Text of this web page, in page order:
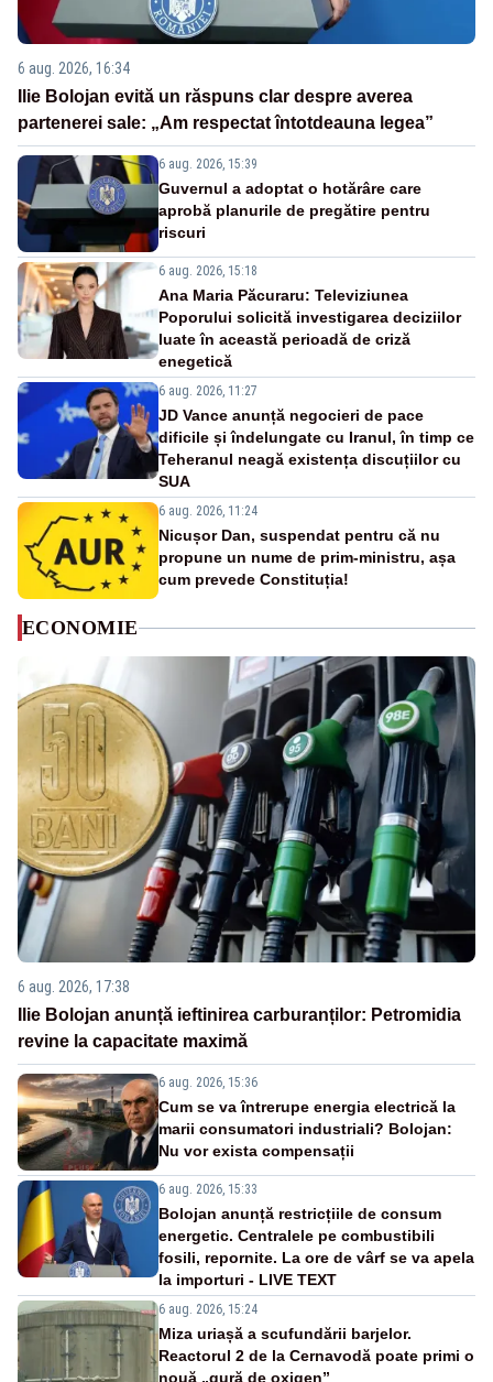
6 aug. 2026, 16:34
Ilie Bolojan evită un răspuns clar despre averea
partenerei sale: „Am respectat întotdeauna legea”
6 aug. 2026, 15:39
Guvernul a adoptat o hotărâre care
aprobă planurile de pregătire pentru
riscuri
6 aug. 2026, 15:18
Ana Maria Păcuraru: Televiziunea
Poporului solicită investigarea deciziilor
luate în această perioadă de criză
enegetică
6 aug. 2026, 11:27
JD Vance anunță negocieri de pace
dificile și îndelungate cu Iranul, în timp ce
Teheranul neagă existența discuțiilor cu
SUA
6 aug. 2026, 11:24
Nicușor Dan, suspendat pentru că nu
propune un nume de prim-ministru, așa
cum prevede Constituția!
ECONOMIE
6 aug. 2026, 17:38
Ilie Bolojan anunță ieftinirea carburanților: Petromidia
revine la capacitate maximă
6 aug. 2026, 15:36
Cum se va întrerupe energia electrică la
marii consumatori industriali? Bolojan:
Nu vor exista compensații
6 aug. 2026, 15:33
Bolojan anunță restricțiile de consum
energetic. Centralele pe combustibili
fosili, repornite. La ore de vârf se va apela
la importuri - LIVE TEXT
6 aug. 2026, 15:24
Miza uriașă a scufundării barjelor.
Reactorul 2 de la Cernavodă poate primi o
nouă „gură de oxigen”